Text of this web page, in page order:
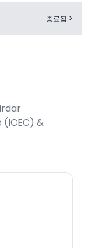
종료됨 >
&